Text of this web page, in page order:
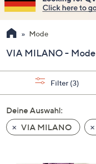
sind,
verwenden
Sie
Pfeiltasten
nach
und
nach
unten
oder
Mode
VIA MILANO - Mode
Filter (3)
Deine Auswahl:
VIA MILANO